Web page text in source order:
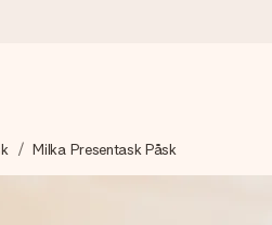
blixtsnabbt – så att du kan ge
Milka Presentask Påsk